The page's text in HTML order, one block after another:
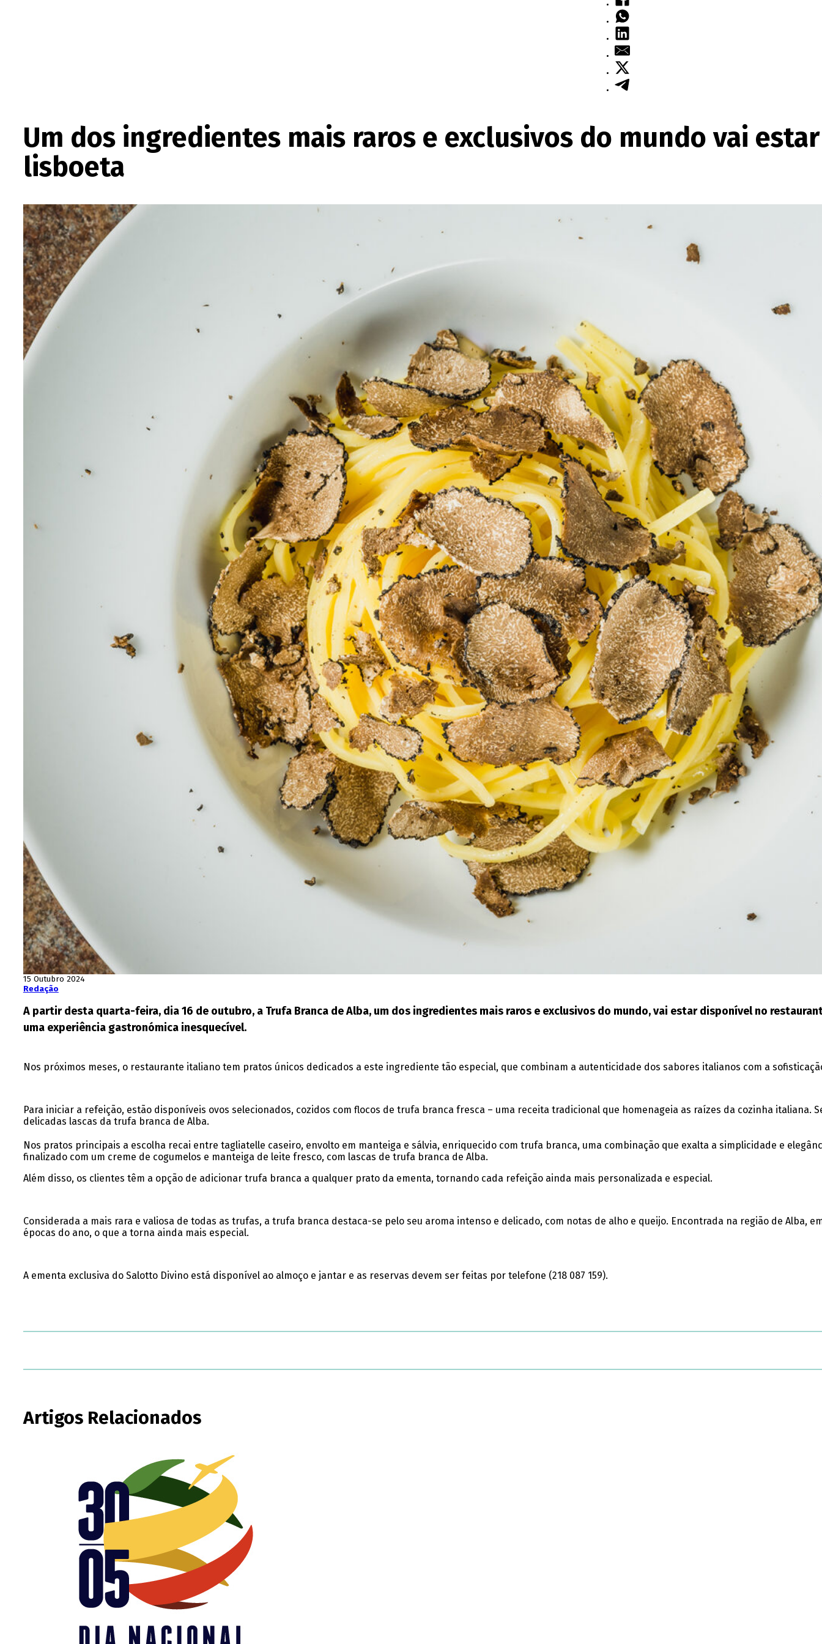
Um dos ingredientes mais raros e exclusivos do mundo vai
lisboeta
15 Outubro 2024
Redação
A partir desta quarta-feira, dia 16 de outubro, a Trufa Branca de Alba, um dos ingredientes mais raros e exclusivos do mundo, vai estar disponível no
uma experiência gastronómica inesquecível.
Nos próximos meses, o restaurante italiano tem pratos únicos dedicados a este ingrediente tão especial, que combinam a autenticidade dos sabores italianos com a
Para iniciar a refeição, estão disponíveis ovos selecionados, cozidos com flocos de trufa branca fresca – uma receita tradicional que homenageia as raízes da cozinha
delicadas lascas da trufa branca de Alba.
Nos pratos principais a escolha recai entre tagliatelle caseiro, envolto em manteiga e sálvia, enriquecido com trufa branca, uma combinação que exalta a simplicidade e
finalizado com um creme de cogumelos e manteiga de leite fresco, com lascas de trufa branca de Alba.
Além disso, os clientes têm a opção de adicionar trufa branca a qualquer prato da ementa, tornando cada refeição ainda mais personalizada e especial.
Considerada a mais rara e valiosa de todas as trufas, a trufa branca destaca-se pelo seu aroma intenso e delicado, com notas de alho e queijo. Encontrada na região de Alba,
épocas do ano, o que a torna ainda mais especial.
A ementa exclusiva do Salotto Divino está disponível ao almoço e jantar e as reservas devem ser feitas por telefone (218 087 159).
Artigos Relacionados